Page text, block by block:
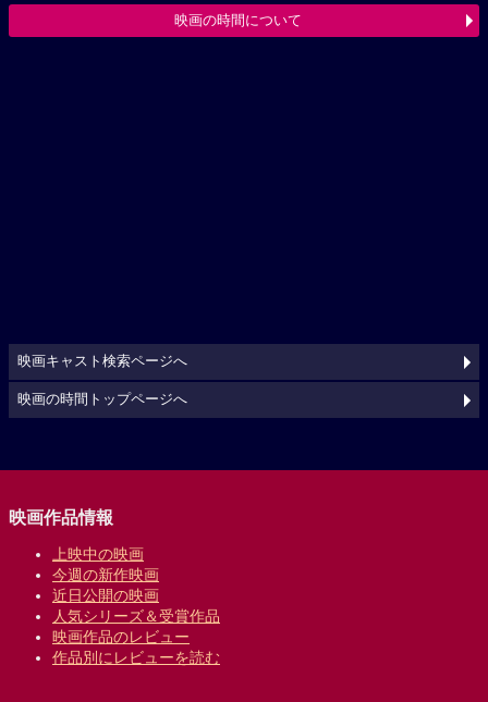
映画の時間について
映画キャスト検索ページへ
映画の時間トップページへ
映画作品情報
上映中の映画
今週の新作映画
近日公開の映画
人気シリーズ＆受賞作品
映画作品のレビュー
作品別にレビューを読む